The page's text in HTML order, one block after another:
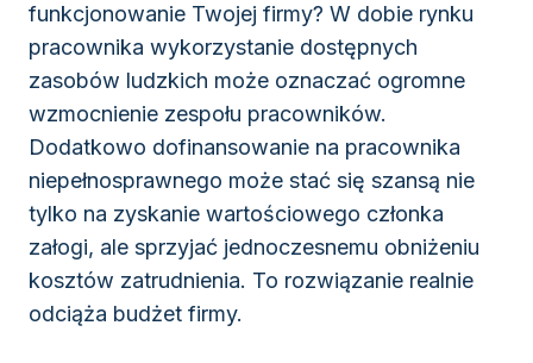
funkcjonowanie Twojej firmy? W dobie rynku
pracownika wykorzystanie dostępnych
zasobów ludzkich może oznaczać ogromne
wzmocnienie zespołu pracowników.
Dodatkowo dofinansowanie na pracownika
niepełnosprawnego może stać się szansą nie
tylko na zyskanie wartościowego członka
załogi, ale sprzyjać jednoczesnemu obniżeniu
kosztów zatrudnienia. To rozwiązanie realnie
odciąża budżet firmy.